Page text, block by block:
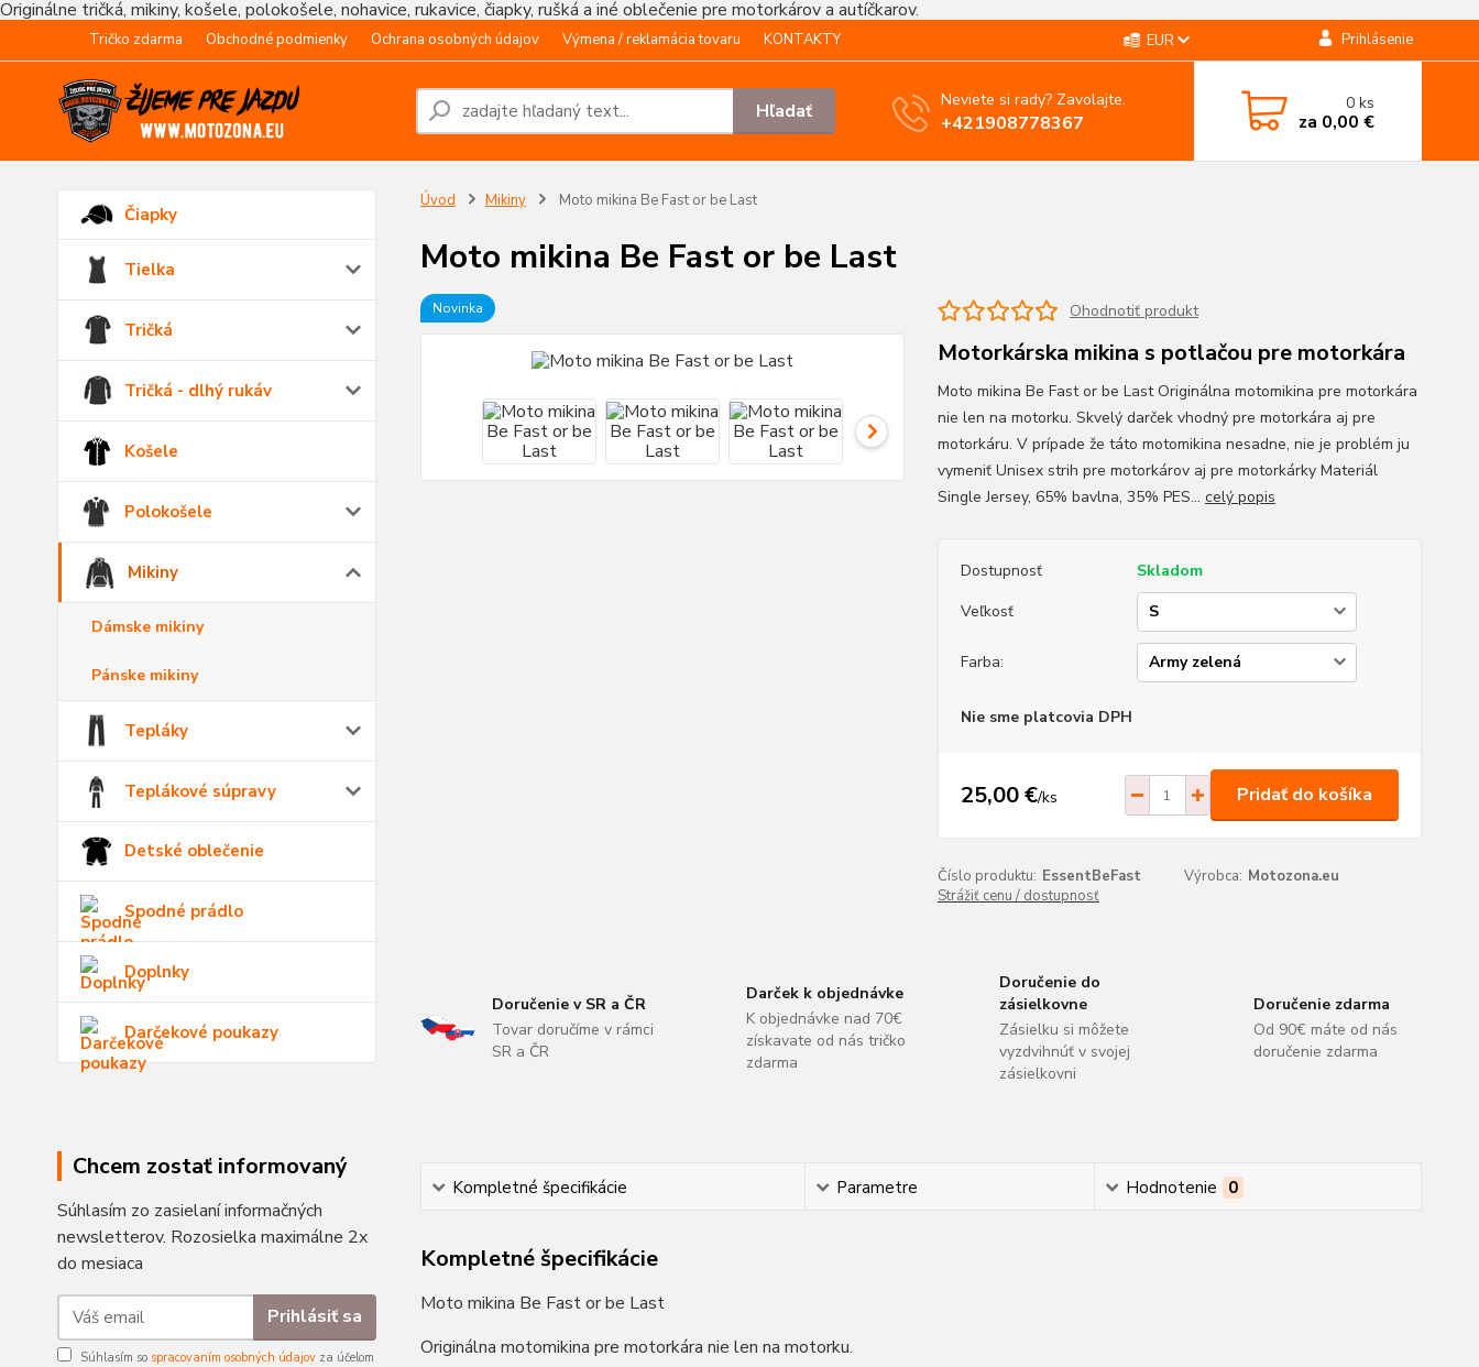
Originálne tričká, mikiny, košele, polokošele, nohavice, rukavice, čiapky, rušká a iné oblečenie pre motorkárov a autíčkarov.
Tričko zdarma Obchodné podmienky Ochrana osobných údajov Výmena / reklamácia tovaru KONTAKTY EUR Prihlásenie
Hľadať Neviete si rady? Zavolajte.
+421908778367
0ks
za 0,00 €
Čiapky
Tielka
Tričká
Tričká - dlhý rukáv
Košele
Polokošele
Mikiny
Dámske mikiny
Pánske mikiny
Tepláky
Teplákové súpravy
Detské oblečenie
Spodné prádlo
Doplnky
Darčekové poukazy
Chcem zostať informovaný
Súhlasím zo zasielaní informačných
newsletterov. Rozosielka maximálne 2x
do mesiaca
Prihlásiť sa
Súhlasím so spracovaním osobných údajov za účelom
Úvod Mikiny Moto mikina Be Fast or be Last
Moto mikina Be Fast or be Last
Novinka Ohodnotiť produkt
Motorkárska mikina s potlačou pre motorkára
Moto mikina Be Fast or be Last Originálna motomikina pre motorkára
nie len na motorku. Skvelý darček vhodný pre motorkára aj pre
motorkáru. V prípade že táto motomikina nesadne, nie je problém ju
vymeniť Unisex strih pre motorkárov aj pre motorkárky Materiál
Single Jersey, 65% bavlna, 35% PES... celý popis
Dostupnosť
Skladom
Veľkosť
Farba:
Nie sme platcovia DPH
25,00 €/ks Pridať do košíka
Číslo produktu: EssentBeFast Výrobca: Motozona.eu
Strážiť cenu / dostupnosť
Doručenie v SR a ČR
Tovar doručíme v rámci
SR a ČR
Darček k objednávke
K objednávke nad 70€
získavate od nás tričko
zdarma
Doručenie do
zásielkovne
Zásielku si môžete
vyzdvihnúť v svojej
zásielkovni
Doručenie zdarma
Od 90€ máte od nás
doručenie zdarma
Kompletné špecifikácie Parametre Hodnotenie 0
Kompletné špecifikácie
Moto mikina Be Fast or be Last
Originálna motomikina pre motorkára nie len na motorku.